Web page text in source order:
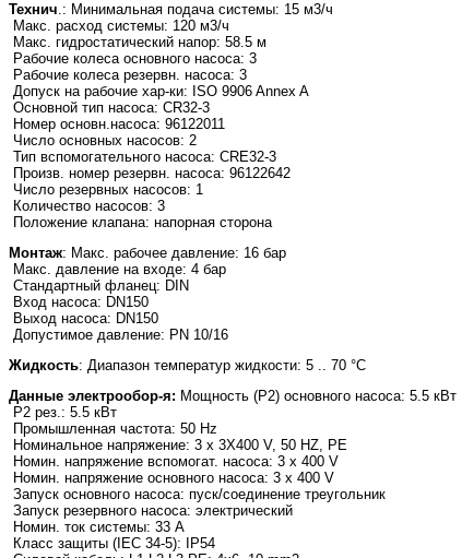
Технич.: Минимальная подача системы: 15 м3/ч
Макс. расход системы: 120 м3/ч
Макс. гидростатический напор: 58.5 м
Рабочие колеса основного насоса: 3
Рабочие колеса резервн. насоса: 3
Допуск на рабочие хар-ки: ISO 9906 Annex A
Основной тип насоса: CR32-3
Номер основн.насоса: 96122011
Число основных насосов: 2
Тип вспомогательного насоса: CRE32-3
Произв. номер резервн. насоса: 96122642
Число резервных насосов: 1
Количество насосов: 3
Положение клапана: напорная сторона
Монтаж: Макс. рабочее давление: 16 бар
Макс. давление на входе: 4 бар
Стандартный фланец: DIN
Вход насоса: DN150
Выход насоса: DN150
Допустимое давление: PN 10/16
Жидкость: Диапазон температур жидкости: 5 .. 70 °C
Данные электрообор-я: Мощность (Р2) основного насоса: 5.5 кВт
P2 рез.: 5.5 кВт
Промышленная частота: 50 Hz
Номинальное напряжение: 3 x 3X400 V, 50 HZ, PE
Номин. напряжение вспомогат. насоса: 3 x 400 V
Номин. напряжение основного насоса: 3 x 400 V
Запуск основного насоса: пуск/соединение треугольник
Запуск резервного насоса: электрический
Номин. ток системы: 33 A
Класс защиты (IEC 34-5): IP54